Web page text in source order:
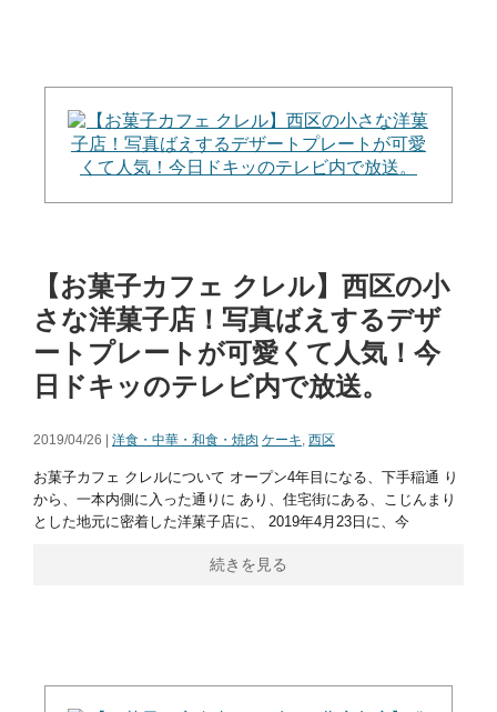
【お菓子カフェ クレル】西区の小
さな洋菓子店！写真ばえするデザ
ートプレートが可愛くて人気！今
日ドキッのテレビ内で放送。
2019/04/26 | 洋食・中華・和食・焼肉 ケーキ, 西区
お菓子カフェ クレルについて オープン4年目になる、下手稲通 り
から、一本内側に入った通りに あり、住宅街にある、こじんまり
とした地元に密着した洋菓子店に、 2019年4月23日に、今
続きを見る